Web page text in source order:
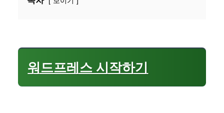
워드프레스 시작하기